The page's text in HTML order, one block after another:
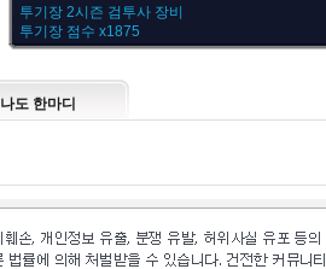
투기장 2시즌 검투사 장비
투기장 점수 x1875
나도 한마디